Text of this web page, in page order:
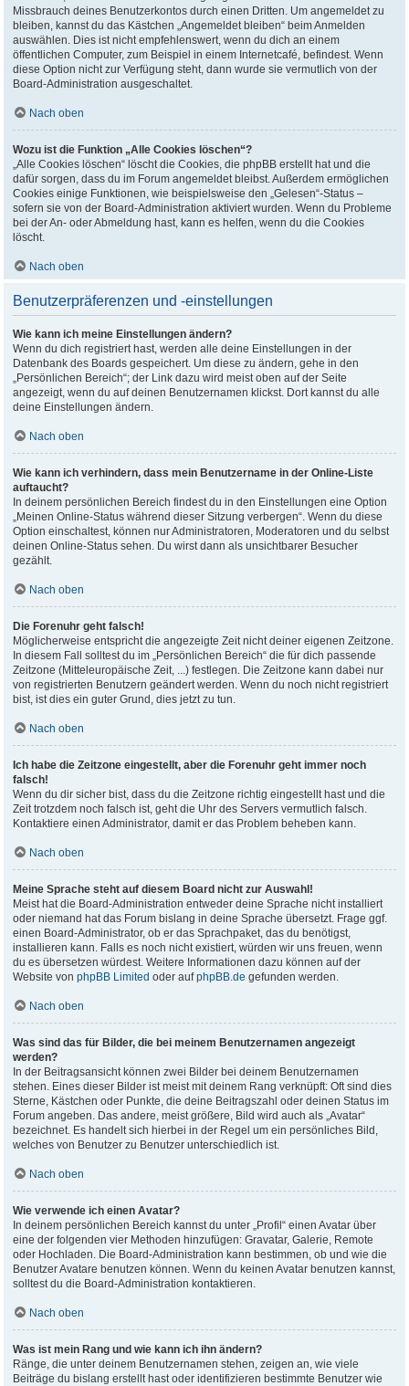
Missbrauch deines Benutzerkontos durch einen Dritten. Um angemeldet zu
bleiben, kannst du das Kästchen „Angemeldet bleiben“ beim Anmelden
auswählen. Dies ist nicht empfehlenswert, wenn du dich an einem
öffentlichen Computer, zum Beispiel in einem Internetcafé, befindest. Wenn
diese Option nicht zur Verfügung steht, dann wurde sie vermutlich von der
Board-Administration ausgeschaltet.
Nach oben
Wozu ist die Funktion „Alle Cookies löschen“?
„Alle Cookies löschen“ löscht die Cookies, die phpBB erstellt hat und die
dafür sorgen, dass du im Forum angemeldet bleibst. Außerdem ermöglichen
Cookies einige Funktionen, wie beispielsweise den „Gelesen“-Status –
sofern sie von der Board-Administration aktiviert wurden. Wenn du Probleme
bei der An- oder Abmeldung hast, kann es helfen, wenn du die Cookies
löscht.
Nach oben
Benutzerpräferenzen und -einstellungen
Wie kann ich meine Einstellungen ändern?
Wenn du dich registriert hast, werden alle deine Einstellungen in der
Datenbank des Boards gespeichert. Um diese zu ändern, gehe in den
„Persönlichen Bereich“; der Link dazu wird meist oben auf der Seite
angezeigt, wenn du auf deinen Benutzernamen klickst. Dort kannst du alle
deine Einstellungen ändern.
Nach oben
Wie kann ich verhindern, dass mein Benutzername in der Online-Liste
auftaucht?
In deinem persönlichen Bereich findest du in den Einstellungen eine Option
„Meinen Online-Status während dieser Sitzung verbergen“. Wenn du diese
Option einschaltest, können nur Administratoren, Moderatoren und du selbst
deinen Online-Status sehen. Du wirst dann als unsichtbarer Besucher
gezählt.
Nach oben
Die Forenuhr geht falsch!
Möglicherweise entspricht die angezeigte Zeit nicht deiner eigenen Zeitzone.
In diesem Fall solltest du im „Persönlichen Bereich“ die für dich passende
Zeitzone (Mitteleuropäische Zeit, ...) festlegen. Die Zeitzone kann dabei nur
von registrierten Benutzern geändert werden. Wenn du noch nicht registriert
bist, ist dies ein guter Grund, dies jetzt zu tun.
Nach oben
Ich habe die Zeitzone eingestellt, aber die Forenuhr geht immer noch
falsch!
Wenn du dir sicher bist, dass du die Zeitzone richtig eingestellt hast und die
Zeit trotzdem noch falsch ist, geht die Uhr des Servers vermutlich falsch.
Kontaktiere einen Administrator, damit er das Problem beheben kann.
Nach oben
Meine Sprache steht auf diesem Board nicht zur Auswahl!
Meist hat die Board-Administration entweder deine Sprache nicht installiert
oder niemand hat das Forum bislang in deine Sprache übersetzt. Frage ggf.
einen Board-Administrator, ob er das Sprachpaket, das du benötigst,
installieren kann. Falls es noch nicht existiert, würden wir uns freuen, wenn
du es übersetzen würdest. Weitere Informationen dazu können auf der
Website vonphpBB Limited oder aufphpBB.de gefunden werden.
Nach oben
Was sind das für Bilder, die bei meinem Benutzernamen angezeigt
werden?
In der Beitragsansicht können zwei Bilder bei deinem Benutzernamen
stehen. Eines dieser Bilder ist meist mit deinem Rang verknüpft: Oft sind dies
Sterne, Kästchen oder Punkte, die deine Beitragszahl oder deinen Status im
Forum angeben. Das andere, meist größere, Bild wird auch als „Avatar“
bezeichnet. Es handelt sich hierbei in der Regel um ein persönliches Bild,
welches von Benutzer zu Benutzer unterschiedlich ist.
Nach oben
Wie verwende ich einen Avatar?
In deinem persönlichen Bereich kannst du unter „Profil“ einen Avatar über
eine der folgenden vier Methoden hinzufügen: Gravatar, Galerie, Remote
oder Hochladen. Die Board-Administration kann bestimmen, ob und wie die
Benutzer Avatare benutzen können. Wenn du keinen Avatar benutzen kannst,
solltest du die Board-Administration kontaktieren.
Nach oben
Was ist mein Rang und wie kann ich ihn ändern?
Ränge, die unter deinem Benutzernamen stehen, zeigen an, wie viele
Beiträge du bislang erstellt hast oder identifizieren bestimmte Benutzer wie